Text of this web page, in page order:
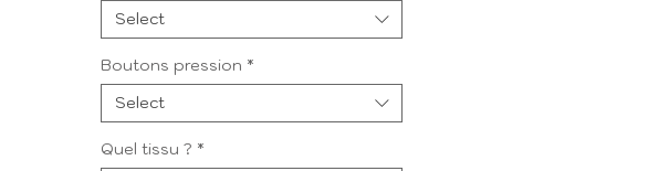
Select
Boutons pression *
Select
Quel tissu ? *